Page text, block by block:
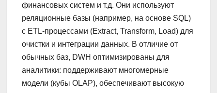
финансовых систем и т.д. Они используют
реляционные базы (например, на основе SQL)
с ETL-процессами (Extract, Transform, Load) для
очистки и интеграции данных. В отличие от
обычных баз, DWH оптимизированы для
аналитики: поддерживают многомерные
модели (кубы OLAP), обеспечивают высокую